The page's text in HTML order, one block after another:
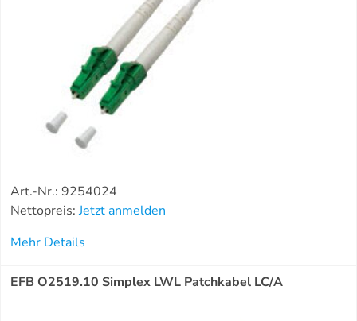
Art.-Nr.: 9254024
Nettopreis:Jetzt anmelden
Mehr Details
EFB O2519.10 Simplex LWL Patchkabel LC/A